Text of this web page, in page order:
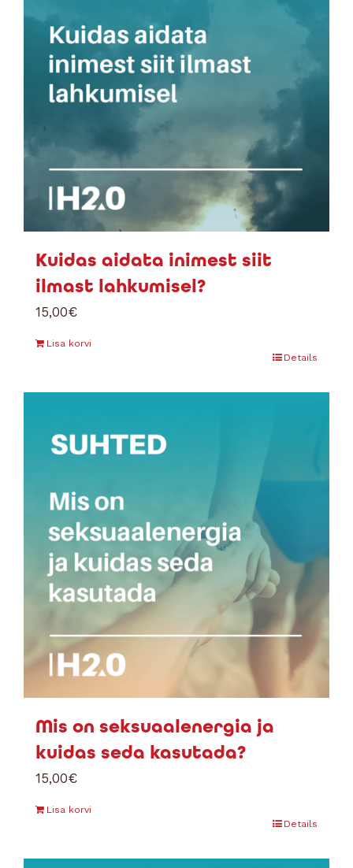
Kuidas aidata inimest siit
ilmast lahkumisel?
15,00€
Lisa korvi
Details
Mis on seksuaalenergia ja
kuidas seda kasutada?
15,00€
Lisa korvi
Details